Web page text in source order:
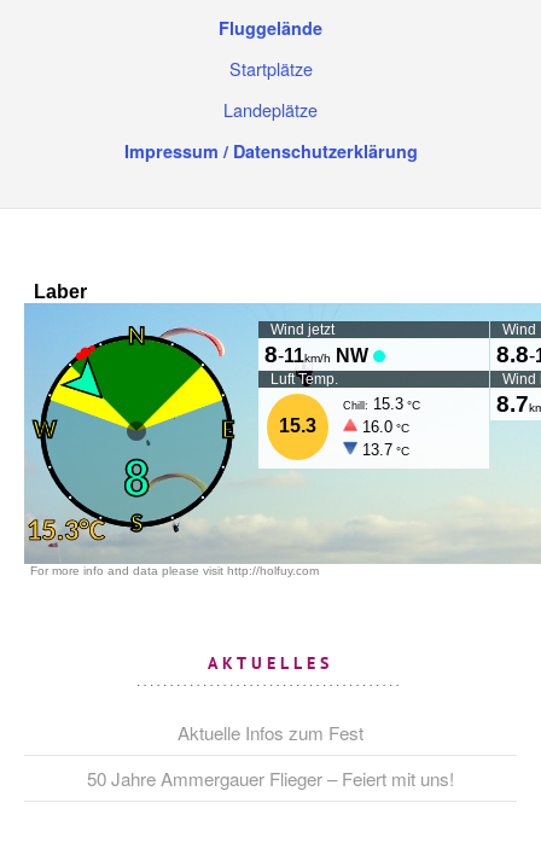
Fluggelände
Startplätze
Landeplätze
Impressum / Datenschutzerklärung
AKTUELLES
Aktuelle Infos zum Fest
50 Jahre Ammergauer Flieger – Feiert mit uns!